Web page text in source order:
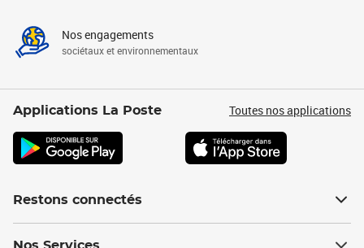
Nos engagements
sociétaux et environnementaux
Applications La Poste Toutes nos applications
Restons connectés